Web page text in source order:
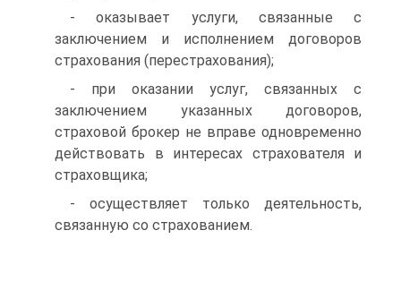
- оказывает услуги, связанные с
заключением и исполнением договоров
страхования (перестрахования);
- при оказании услуг, связанных с
заключением указанных договоров,
страховой брокер не вправе одновременно
действовать в интересах страхователя и
страховщика;
- осуществляет только деятельность,
связанную со страхованием.